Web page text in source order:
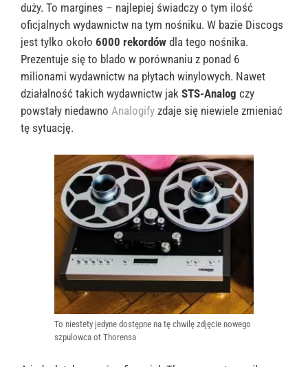
duży. To margines – najlepiej świadczy o tym ilość
oficjalnych wydawnictw na tym nośniku. W bazie Discogs
jest tylko około 6000 rekordów dla tego nośnika.
Prezentuje się to blado w porównaniu z ponad 6
milionami wydawnictw na płytach winylowych. Nawet
działalność takich wydawnictw jak STS-Analog czy
powstały niedawno Analogify zdaje się niewiele zmieniać
tę sytuację.
To niestety jedyne dostępne na tę chwilę zdjęcie nowego
szpulowca ot Thorensa